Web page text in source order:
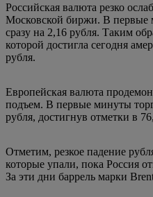
Российская валюта резко
Московской биржи. В первые
сразу на 2,16 рубля. Таким
которой достигла сегодня
рубля.
Европейская валюта
подъем. В первые минуты
рубля, достигнув отметки в
Отметим, резкое падение
которые упали, пока Россия
За эти дни баррель марки